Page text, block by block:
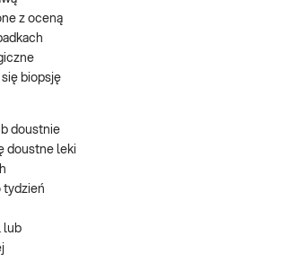
z oceną
biopsję
doustnie
doustne leki
tydzień
lub